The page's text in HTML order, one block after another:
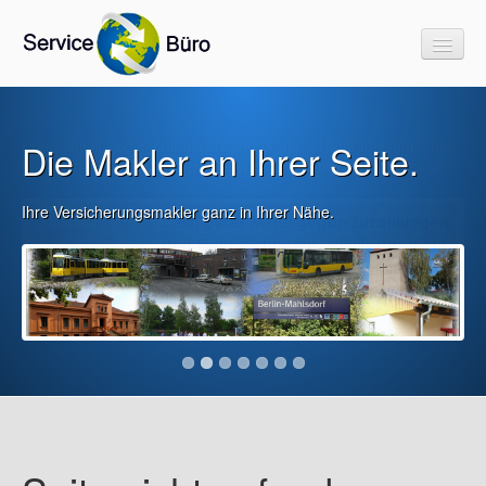
Start
Link`s & Downloads
Informatives
Impressum
Kontakt
Die Makler an Ihrer Seite.
Ihre Versicherungsmakler ganz in Ihrer Nähe.
Krankenvoll - oder Zusatzversicherungen - Rundumschutz oder
Lückenschluß. Bestimmen Sie, was für Sie bezahlt werden soll.